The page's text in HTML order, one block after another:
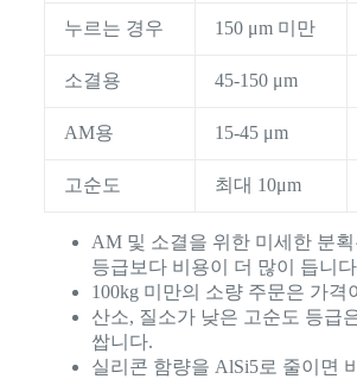
누르는 경우 150 μm 미만
소결용 45-150 μm
AM용 15-45 μm
고순도 최대 10μm
AM 및 소결을 위한 미세한 분
등급보다 비용이 더 많이 듭니
100kg 미만의 소량 주문은 가격
산소, 질소가 낮은 고순도 등급
쌉니다.
실리콘 함량을 AlSi5로 줄이면